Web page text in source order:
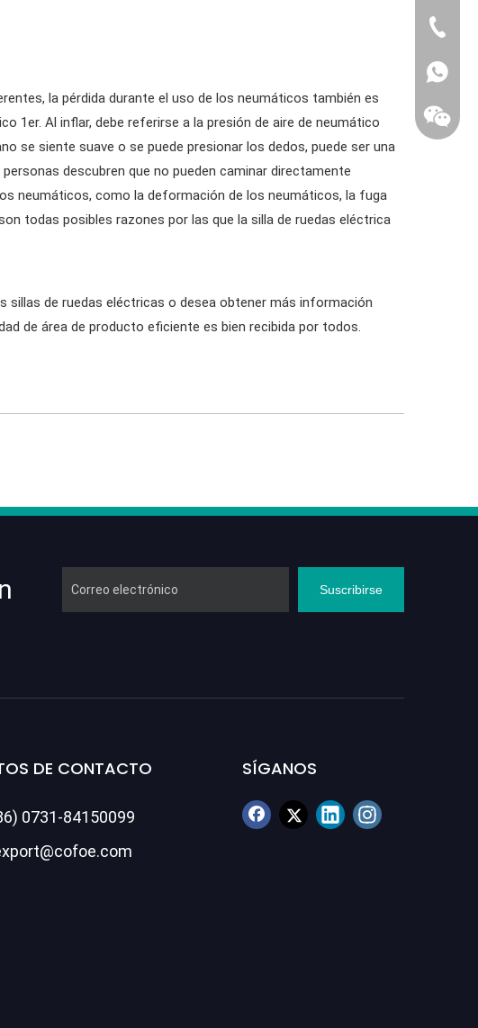
la pérdida durante el uso de los neumáticos también es
1er. Al inflar, debe referirse a la presión de aire de neumático
se siente suave o se puede presionar los dedos, puede ser una
descubren que no pueden caminar directamente
neumáticos, como la deformación de los neumáticos, la fuga
todas posibles razones por las que la silla de ruedas eléctrica
sillas de ruedas eléctricas o desea obtener más información
de área de producto eficiente es bien recibida por todos.
Suscribirse
DE CONTACTO
0731-84150099
SÍGANOS
(86)
86-